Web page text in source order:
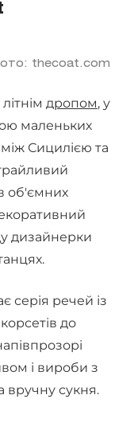
thecoat.com
дропом, у
маленьких
Сицилією та
об'ємних
дизайнерки
серія речей із
до
і вироби з
вручну сукня.